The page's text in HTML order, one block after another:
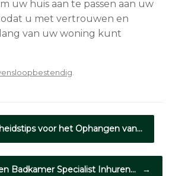
uw huis aan te passen aan uw
u met vertrouwen en
van uw woning kunt
.
voor het Ophangen van…
Badkamer Specialist Inhuren… →